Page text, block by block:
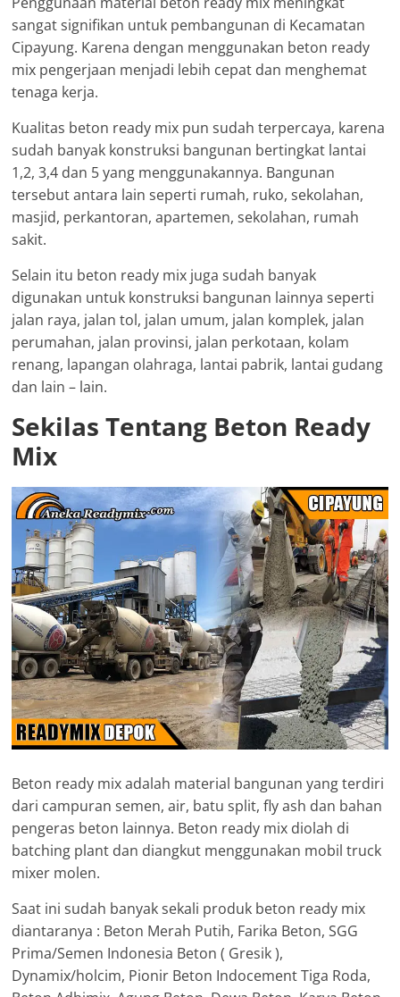
sangat signifikan untuk pembangunan di Kecamatan
Cipayung. Karena dengan menggunakan beton ready
mix pengerjaan menjadi lebih cepat dan menghemat
tenaga kerja.
Kualitas beton ready mix pun sudah terpercaya, karena
sudah banyak konstruksi bangunan bertingkat lantai
1,2, 3,4 dan 5 yang menggunakannya. Bangunan
tersebut antara lain seperti rumah, ruko, sekolahan,
masjid, perkantoran, apartemen, sekolahan, rumah
sakit.
Selain itu beton ready mix juga sudah banyak
digunakan untuk konstruksi bangunan lainnya seperti
jalan raya, jalan tol, jalan umum, jalan komplek, jalan
perumahan, jalan provinsi, jalan perkotaan, kolam
renang, lapangan olahraga, lantai pabrik, lantai gudang
dan lain – lain.
Sekilas Tentang Beton Ready
Mix
Beton ready mix adalah material bangunan yang terdiri
dari campuran semen, air, batu split, fly ash dan bahan
pengeras beton lainnya. Beton ready mix diolah di
batching plant dan diangkut menggunakan mobil truck
mixer molen.
Saat ini sudah banyak sekali produk beton ready mix
diantaranya : Beton Merah Putih, Farika Beton, SGG
Prima/Semen Indonesia Beton ( Gresik ),
Dynamix/holcim, Pionir Beton Indocement Tiga Roda,